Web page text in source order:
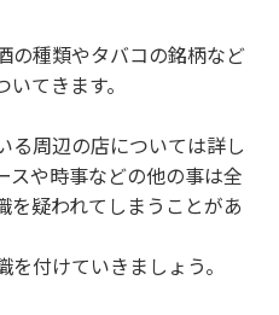
の種類やタバコの銘柄など
てきます。
る周辺の店については詳し
スや時事などの他の事は全
を疑われてしまうことがあ
付けていきましょう。